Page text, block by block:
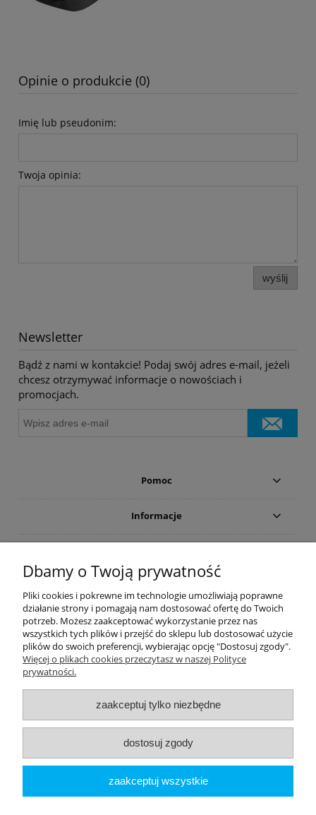
Opinie o produkcie (0)
Imię lub pseudonim:
Twoja opinia:
wyślij
Newsletter
Bądź z nami w kontakcie! Podaj swój adres e-mail, jeżeli
chcesz otrzymywać informacje o nowościach i
promocjach.
Pomoc
Informacje
PRODUCENCI
Popularne kategorie
Dive Factory 24-aleja 29 Listopada 165-
woj. małopolskie - NIP 9452184931
tel.12 418 39 59-sklep@divefactory24.pl
pokaż pełną wersję strony
Sklep internetowy Shoper.pl
Dbamy o Twoją prywatność
Pliki cookies i pokrewne im technologie umożliwiają poprawne
działanie strony i pomagają nam dostosować ofertę do Twoich
potrzeb. Możesz zaakceptować wykorzystanie przez nas
wszystkich tych plików i przejść do sklepu lub dostosować użycie
plików do swoich preferencji, wybierając opcję "Dostosuj zgody".
Więcej o plikach cookies przeczytasz w naszej Polityce
prywatności.
zaakceptuj tylko niezbędne
dostosuj zgody
zaakceptuj wszystkie